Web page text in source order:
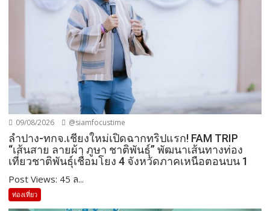
09/08/2026 @siamfocustime
ลำปาง-ทกจ.เชียงใหม่เปิดฉากทริปแรก! FAM TRIP
“เส้นสาย ลายผ้า ภูษา ชาติพันธุ์” พัฒนาเส้นทางท่อง
เที่ยวชาติพันธุ์เชื่อมโยง 4 จังหวัดภาคเหนือตอนบน 1
Post Views: 45 ล...
ท่องเที่ยว